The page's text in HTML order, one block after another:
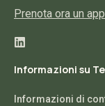
Prenota ora un
Informazioni su
Informazioni di